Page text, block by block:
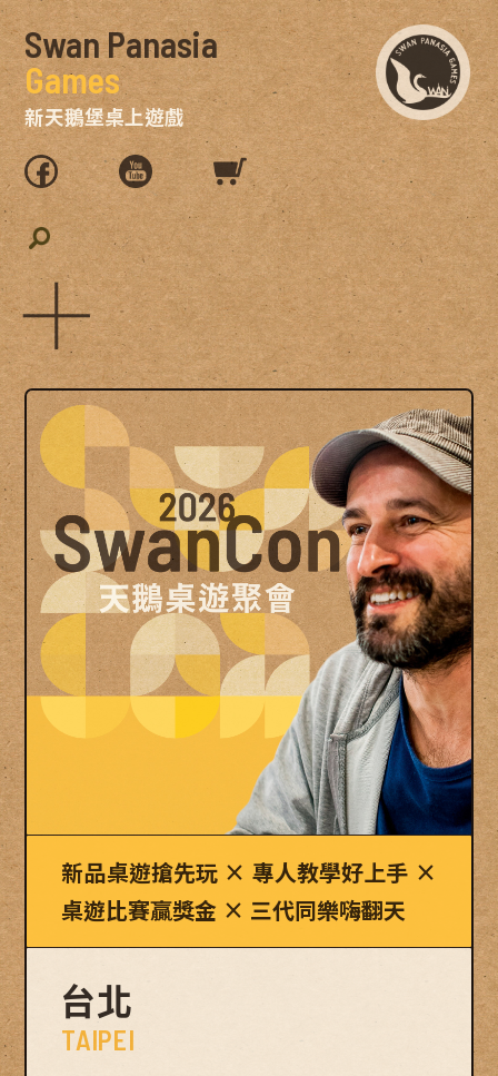
Swan Panasia
Games
新天鵝堡桌上遊戲
新品桌遊搶先玩 × 專人教學好上手 ×
桌遊比賽贏獎金 × 三代同樂嗨翻天
台北
TAIPEI